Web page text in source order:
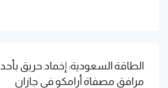
الطاقة السعودية: إخماد حريق بأحد
مرافق مصفاة أرامكو في جازان